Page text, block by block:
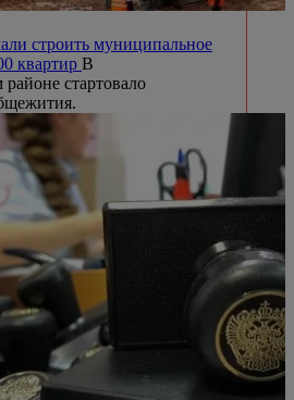
строить муниципальное
квартир В
стартовало